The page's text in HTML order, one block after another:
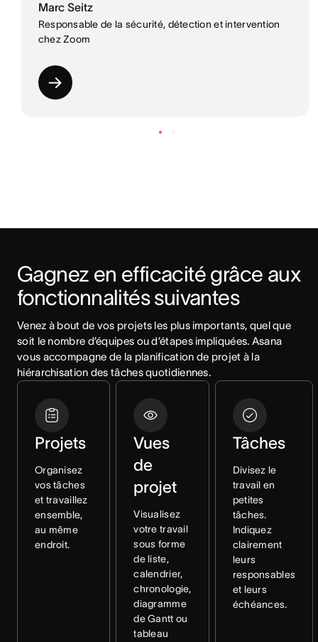
Marc Seitz
Responsable de la sécurité, détection et intervention
chez Zoom
Gagnez en efficacité grâce aux
fonctionnalités suivantes
Venez à bout de vos projets les plus importants, quel que
soit le nombre d’équipes ou d’étapes impliquées. Asana
vous accompagne de la planification de projet à la
hiérarchisation des tâches quotidiennes.
Projets
Organisez
vos tâches
et travaillez
ensemble,
au même
endroit.
Vues
de
projet
Visualisez
votre travail
sous forme
de liste,
calendrier,
chronologie,
diagramme
de Gantt ou
tableau
Tâches
Divisez le
travail en
petites
tâches.
Indiquez
clairement
leurs
responsables
et leurs
échéances.